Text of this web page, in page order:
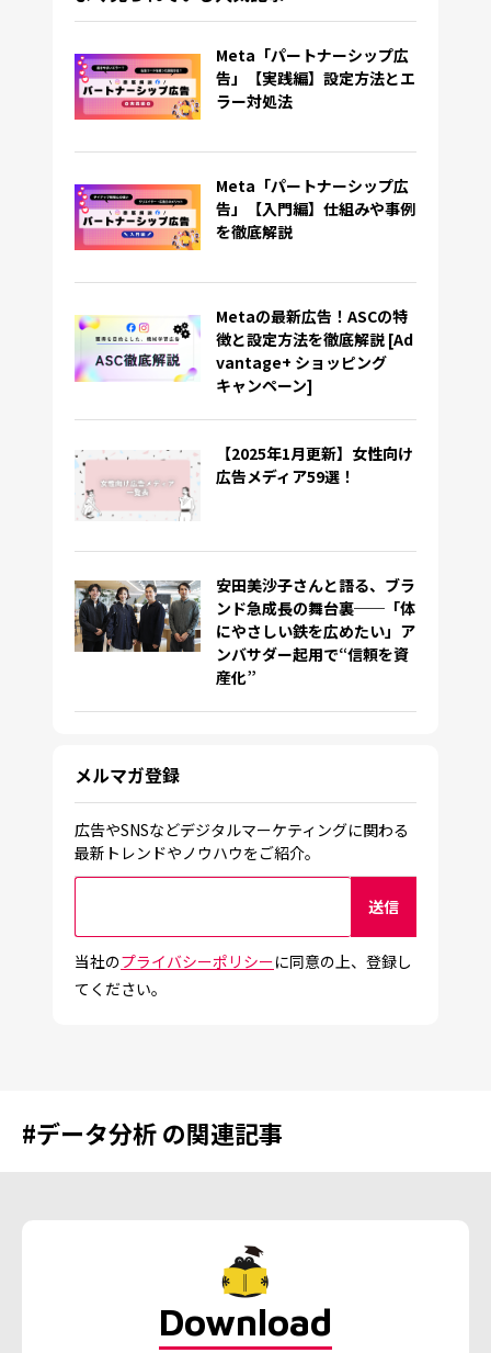
Meta「パートナーシップ広
告」【実践編】設定方法とエ
ラー対処法
Meta「パートナーシップ広
告」【入門編】仕組みや事例
を徹底解説
Metaの最新広告！ASCの特
徴と設定方法を徹底解説 [Ad
vantage+ ショッピング
キャンペーン]
【2025年1月更新】女性向け
広告メディア59選！
安田美沙子さんと語る、ブラ
ンド急成長の舞台裏──「体
にやさしい鉄を広めたい」ア
ンバサダー起用で“信頼を資
産化”
メルマガ登録
広告やSNSなどデジタルマーケティングに関わる
最新トレンドやノウハウをご紹介。
当社のプライバシーポリシーに同意の上、登録し
てください。
#データ分析の関連記事
Download